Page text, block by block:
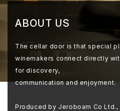
ABOUT US
The cellar door is that special
winemakers connect directly
for discovery,
communication and enjoyment.
Produced by Jeroboam Co Ltd.,